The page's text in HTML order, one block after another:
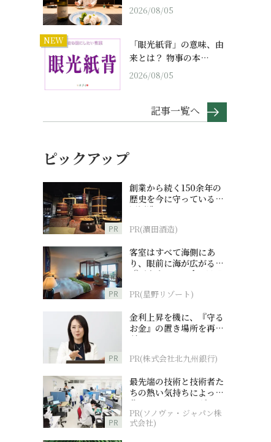
2026/08/05
NEW
「眼光紙背」の意味、由
来とは？ 物事の本…
2026/08/05
記事一覧へ
ピックアップ
PR
創業から続く150余年の
歴史を今に守っている濵
田酒造
PR(濵田酒造)
PR
客室はすべて海側にあ
り、眼前に海が広がる
『西表島ホテル by 星野
PR(星野リゾート)
PR
金利上昇を機に、『守る
お金』の置き場所を再検
討
PR(株式会社北九州銀行)
PR
最先端の技術と技術者た
ちの熱い気持ちによって
作られているオーダーメ
イド補聴器
PR(ソノヴァ・ジャパン株
式会社)